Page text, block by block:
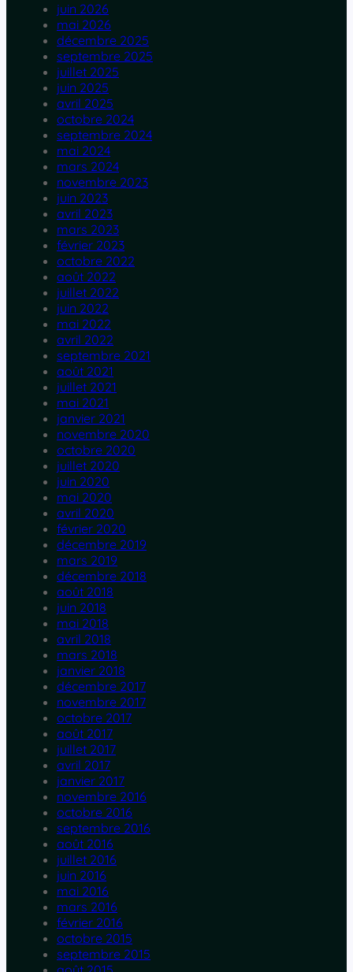
juin 2026
mai 2026
décembre 2025
septembre 2025
juillet 2025
juin 2025
avril 2025
octobre 2024
septembre 2024
mai 2024
mars 2024
novembre 2023
juin 2023
avril 2023
mars 2023
février 2023
octobre 2022
août 2022
juillet 2022
juin 2022
mai 2022
avril 2022
septembre 2021
août 2021
juillet 2021
mai 2021
janvier 2021
novembre 2020
octobre 2020
juillet 2020
juin 2020
mai 2020
avril 2020
février 2020
décembre 2019
mars 2019
décembre 2018
août 2018
juin 2018
mai 2018
avril 2018
mars 2018
janvier 2018
décembre 2017
novembre 2017
octobre 2017
août 2017
juillet 2017
avril 2017
janvier 2017
novembre 2016
octobre 2016
septembre 2016
août 2016
juillet 2016
juin 2016
mai 2016
mars 2016
février 2016
octobre 2015
septembre 2015